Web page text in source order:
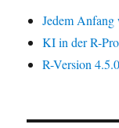
Jedem
KI in der R-
R-Version